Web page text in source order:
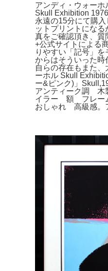
アンディ・ウォー
Skull Exhibition
永遠の15分にて購
ットプリントにな
真をご確認頂き、質
+公式サイトによる
りやすい「記号」
からはそういった時
自らの存在もまた
ーホル Skull
ー&ピンク)」
アンティーク調 木
イラー 額 フレー
おしゃれ 高級感。